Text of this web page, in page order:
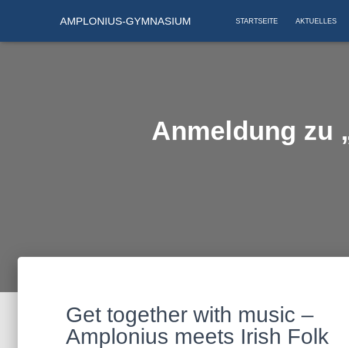
AMPLONIUS-GYMNASIUM STARTSEITE AKTUELLES
Anmeldung zu
Get together with music –
Amplonius meets Irish Folk